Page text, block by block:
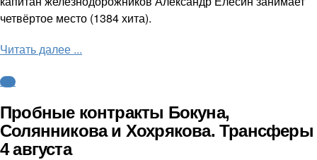
четвёртое место (1384 хита).
Читать далее ...
КХЛ
Пробные контракты Бокуна,
Солянникова и Хохрякова. Трансферы
4 августа